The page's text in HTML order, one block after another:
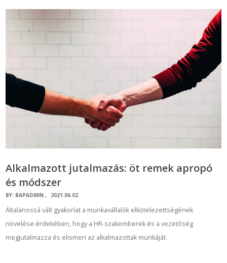
Alkalmazott jutalmazás: öt remek apropó
és módszer
BY: BAPADMIN 2021.06.02.
Általánossá vált gyakorlat a munkavállalók elkötelezettségének
növelése érdekében, hogy a HR-szakemberek és a vezetőség
megjutalmazza és elismeri az alkalmazottak munkáját.